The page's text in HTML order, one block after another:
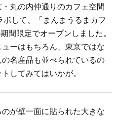
丸の内仲通りのカフェ空間
ボして、「まんまうるまカフ
間限定でオープンしました。
ーはもちろん、東京ではな
名産品も並べられているの
してみてはいかが。
が壁一面に貼られた大きな